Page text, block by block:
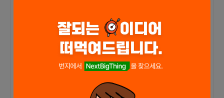
투자 경험을 바탕으로, 특히 빅데이터와 금융의 결합
에 대한 깊은 관심을 가지고있고, 다양한 국내외 투
자 플랫폼을 사용해 본 경험이 있어, 트레이딩뷰와
같은 플랫폼에서 알고리즘 트레이딩 및 API 연동에
대한 실무적인 이해가 있습니다.이번 프로젝트에서
제가 맡게 될 역할은, 프로덕트 기획 및 투자 전략 설
계와 같은 핵심적인 방향 설정입니다. 플랫폼이 제공
해야 할 기능과 사용자 경험을 결정하고, 프로젝트가
leeceo97/airflow